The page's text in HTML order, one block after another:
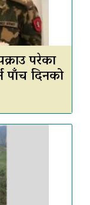
परेका
पाँच दिनको